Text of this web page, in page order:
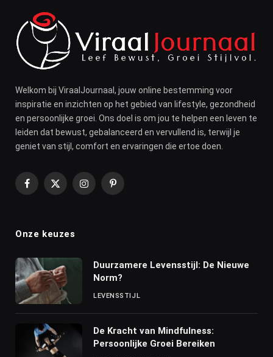
Welkom bij ViraalJournaal, jouw online bestemming voor
inspiratie en inzichten op het gebied van lifestyle, gezondheid
en persoonlijke groei. Ons doel is om jou te helpen een leven te
leiden dat bewust, gebalanceerd en vervullend is, terwijl je
geniet van stijl, comfort en ervaringen die ertoe doen.
Facebook
X
InstagramPinterest
Onze keuzes
Duurzamere Levensstijl: De Nieuwe
Norm?
LEVENSSTIJL
De Kracht van Mindfulness:
Persoonlijke Groei Bereiken